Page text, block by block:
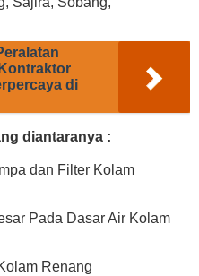
di
diantaranya :
dan Filter Kolam
Pada Dasar Air Kolam
Renang